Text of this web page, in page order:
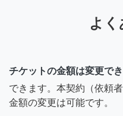
よく
チケットの金額は変更で
できます。本契約（依頼
金額の変更は可能です。